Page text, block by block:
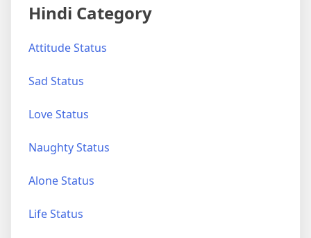
Hindi Category
Attitude Status
Sad Status
Love Status
Naughty Status
Alone Status
Life Status